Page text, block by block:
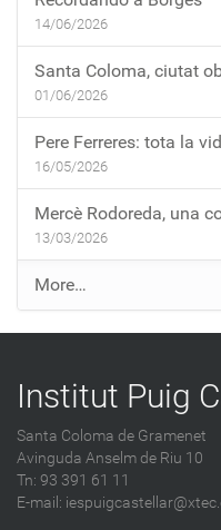
14/06/2026
Santa Coloma, ciutat
01/06/2026
Pere Ferreres: tota la
16/05/2026
Mercè Rodoreda, una
13/03/2026
E
n
t
a
e
s
a
More…
Institut Puig
Santa Coloma de Gramenet
Avinguda Anselm de Riu 10
Tn: 93 391 61 11
E-mail: